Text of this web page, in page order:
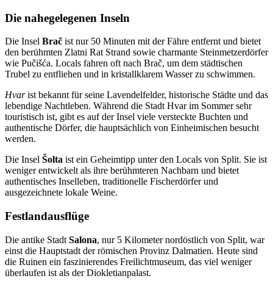
Die nahegelegenen Inseln
Die Insel Brač ist nur 50 Minuten mit der Fähre entfernt und bietet
den berühmten Zlatni Rat Strand sowie charmante Steinmetzerdörfer
wie Pučišća. Locals fahren oft nach Brač, um dem städtischen
Trubel zu entfliehen und in kristallklarem Wasser zu schwimmen.
Hvarist bekannt für seine Lavendelfelder, historische Städte und das
lebendige Nachtleben. Während die Stadt Hvar im Sommer sehr
touristisch ist, gibt es auf der Insel viele versteckte Buchten und
authentische Dörfer, die hauptsächlich von Einheimischen besucht
werden.
Die Insel Šolta ist ein Geheimtipp unter den Locals von Split. Sie ist
weniger entwickelt als ihre berühmteren Nachbarn und bietet
authentisches Inselleben, traditionelle Fischerdörfer und
ausgezeichnete lokale Weine.
Festlandausflüge
Die antike Stadt Salona, nur 5 Kilometer nordöstlich von Split, war
einst die Hauptstadt der römischen Provinz Dalmatien. Heute sind
die Ruinen ein faszinierendes Freilichtmuseum, das viel weniger
überlaufen ist als der Diokletianpalast.